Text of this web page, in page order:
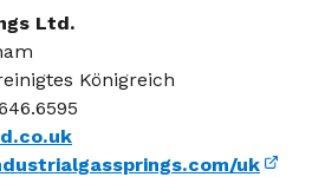
Ltd.
Königreich
uk